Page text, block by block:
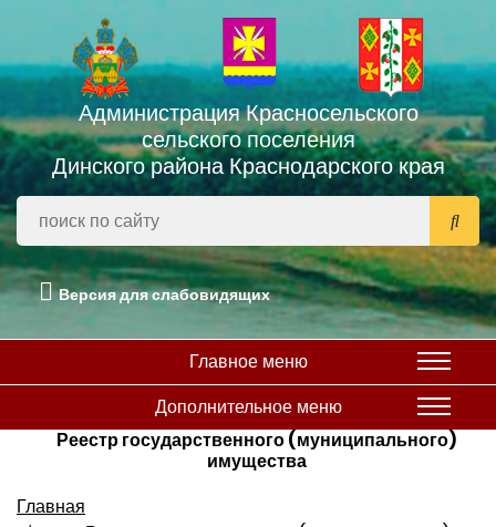
Администрация Красносельского
сельского поселения
Динского района Краснодарского края
Версия для слабовидящих
Главное меню
Дополнительное меню
Реестр государственного (муниципального)
имущества
Главная